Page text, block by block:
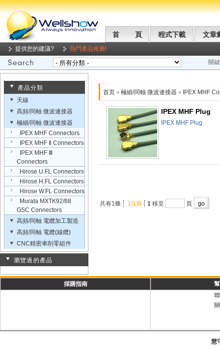
首 頁 程式下載 文章
提供您的建議?
熱門產品推薦!
關
產品分類
天線
高頻/同軸 微波連接器
極細/同軸 微波連接器
IPEX MHF Connectors
IPEX MHF Ⅱ Connectors
IPEX MHF Ⅲ
Connectors
Hirose U.FL Connectors
Hirose H.FL Connectors
Hirose W.FL Connectors
Murata MXTK92/88
GSC Connectors
高頻/同軸 電纜加工製造
高頻/同軸 電纜(線纜)
CNC精密車削零組件
瀏覽過的產品
首页 > 極細/同軸 微波連接器 > IPEX MHF
IPEX MHF Plug
IPEX MHF Plug
共有1條 1/1頁 1 移至 頁
採購指南
慧